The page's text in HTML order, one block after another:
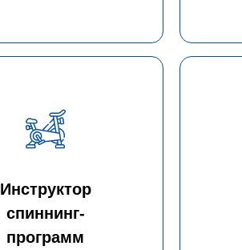
Инструктор
спиннинг-
программ